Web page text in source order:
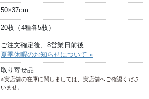
50×37cm
20枚（4種各5枚）
ご注文確定後、8営業日前後
夏季休暇のお知らせについて »
取り寄せ品
※実店舗の在庫に関しましては、実店舗へご確認くださ
いませ。